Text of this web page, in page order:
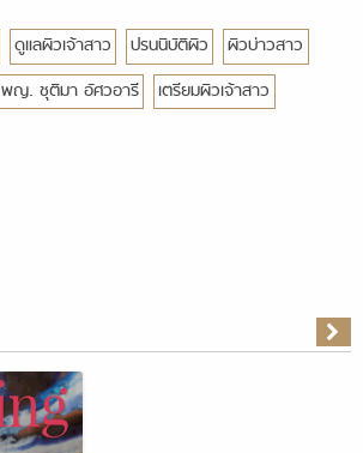
ดูแลผิวเจ้าสาว ปรนนิบัติผิว
ผิวบ่าวสาว
พญ. ชุติมา อัศวอารี
เตรียมผิวเจ้าสาว